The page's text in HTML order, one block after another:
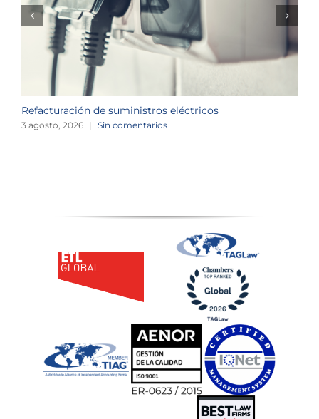
Refacturación de suministros eléctricos
3 agosto, 2026 | Sin comentarios